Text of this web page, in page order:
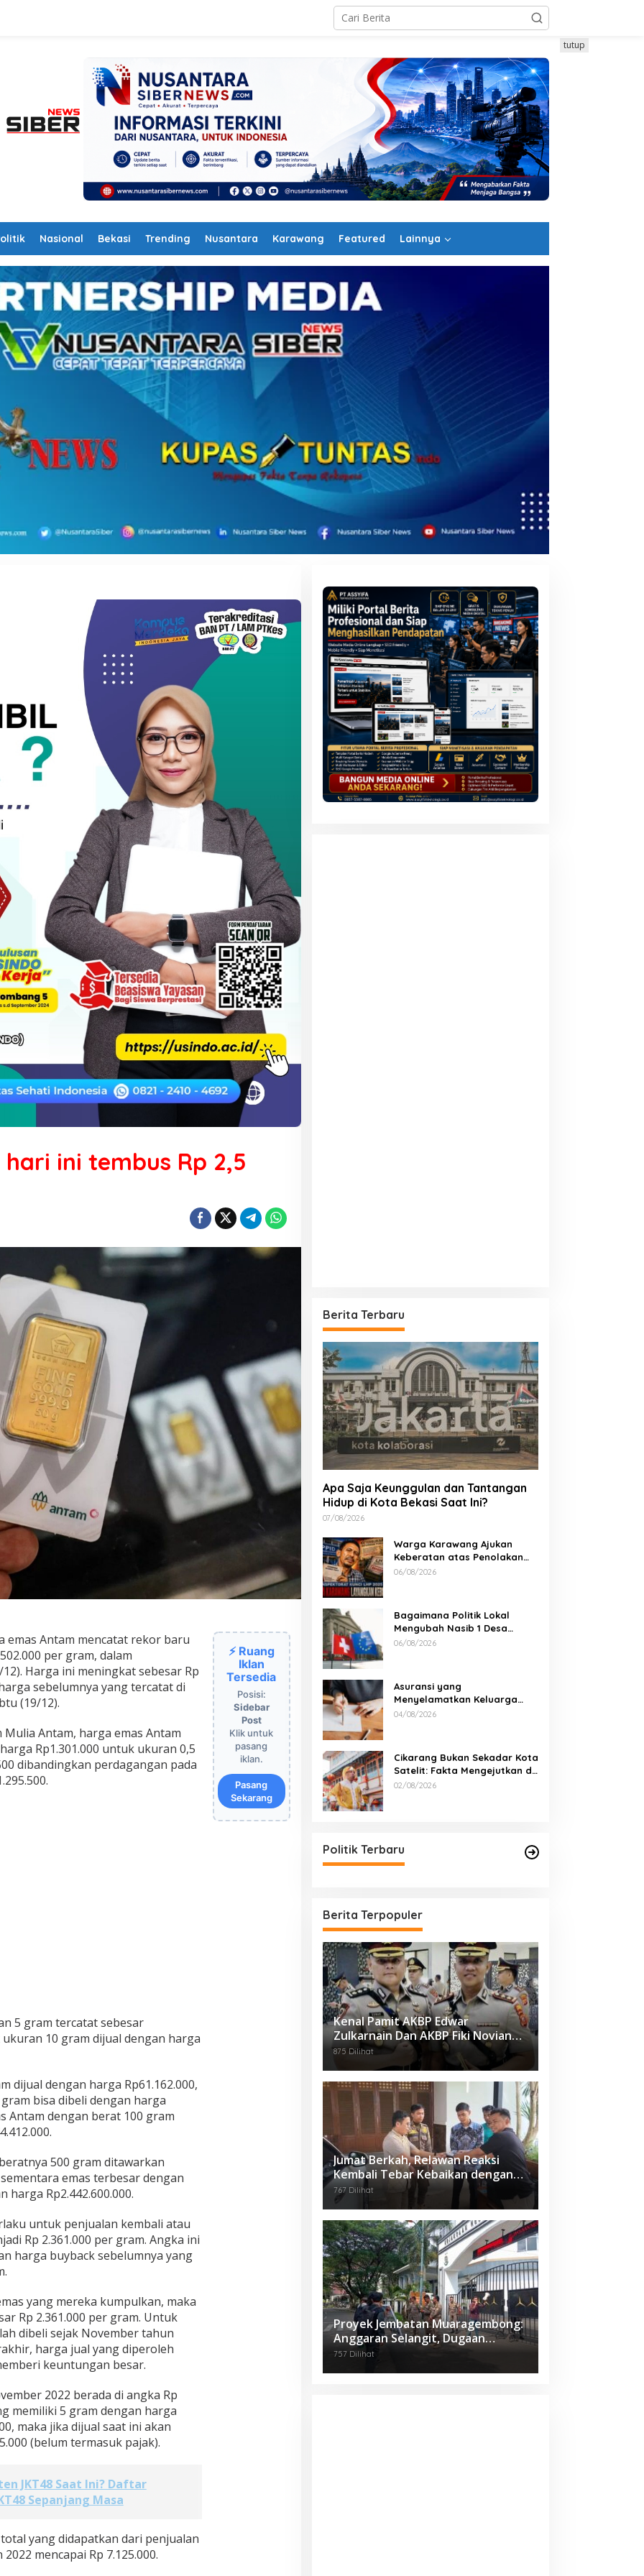
Nasional Bekasi Trending Nusantara Karawang Featured Lainnya
tutup
ini tembus Rp 2,5
emas Antam mencatat rekor baru
per gram, dalam
Harga ini meningkat sebesar Rp
sebelumnya yang tercatat di
(19/12).
Antam, harga emas Antam
Rp1.301.000 untuk ukuran 0,5
dibandingkan perdagangan pada
5 gram tercatat sebesar
10 gram dijual dengan harga
dijual dengan harga Rp61.162.000,
bisa dibeli dengan harga
Antam dengan berat 100 gram
500 gram ditawarkan
emas terbesar dengan
harga Rp2.442.600.000.
untuk penjualan kembali atau
Rp 2.361.000 per gram. Angka ini
harga buyback sebelumnya yang
yang mereka kumpulkan, maka
Rp 2.361.000 per gram. Untuk
dibeli sejak November tahun
harga jual yang diperoleh
keuntungan besar.
2022 berada di angka Rp
memiliki 5 gram dengan harga
maka jika dijual saat ini akan
(belum termasuk pajak).
JKT48 Saat Ini? Daftar
Sepanjang Masa
yang didapatkan dari penjualan
mencapai Rp 7.125.000.
⚡ Ruang
Iklan
Tersedia
Posisi:
Sidebar
Post
Klik untuk
pasang
iklan.
Pasang
Sekarang
Berita Terbaru
Apa Saja Keunggulan dan Tantangan
Hidup di Kota Bekasi Saat Ini?
07/08/2026
Warga Karawang Ajukan
Keberatan atas Penolakan
Akses LHP 2025, Soroti
06/08/2026
Bagaimana Politik Lokal
Mengubah Nasib 1 Desa
Lewat Keputusan yang Tak
06/08/2026
Asuransi yang
Menyelamatkan Keluarga
Saat Kebakaran
04/08/2026
Cikarang Bukan Sekadar Kota
Satelit: Fakta Mengejutkan di
Balik Ibu Kota Industri Jawa…
02/08/2026
Politik Terbaru
Berita Terpopuler
Kenal Pamit AKBP Edwar
Zulkarnain Dan AKBP Fiki Novian
Ardiansyah Resmi Jabat Kapolres
Karawang
875 Dilihat
Jumat Berkah, Relawan Reaksi
Kembali Tebar Kebaikan dengan
Nasi Kotak
767 Dilihat
Proyek Jembatan Muaragembong:
Anggaran Selangit, Dugaan
Korupsi Menggantung, Mahasiswa
757 Dilihat